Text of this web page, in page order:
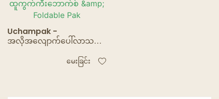
Uchampak -
အလိုအလျောက်ပေါ်လာသည့်
Bakery Pie သေတ္တာများ၊
ပြတင်းပေါက်ပါရှိသော ကတ်
မေးခြင်း